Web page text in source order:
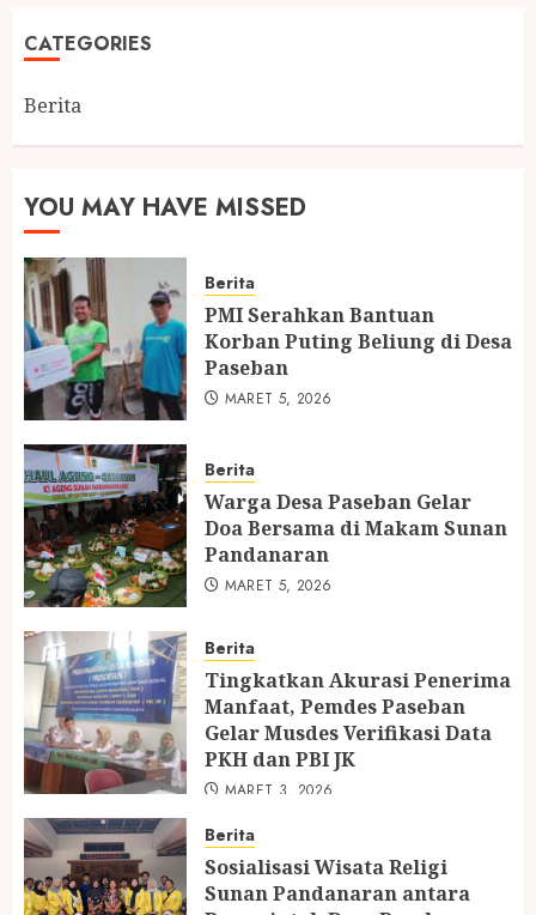
CATEGORIES
Berita
YOU MAY HAVE MISSED
Berita
PMI Serahkan Bantuan
Korban Puting Beliung di Desa
Paseban
MARET 5, 2026
Berita
Warga Desa Paseban Gelar
Doa Bersama di Makam Sunan
Pandanaran
MARET 5, 2026
Berita
Tingkatkan Akurasi Penerima
Manfaat, Pemdes Paseban
Gelar Musdes Verifikasi Data
PKH dan PBI JK
MARET 3, 2026
Berita
Sosialisasi Wisata Religi
Sunan Pandanaran antara